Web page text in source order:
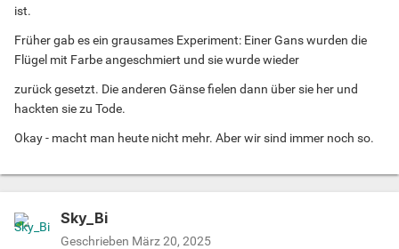
ist.
Früher gab es ein grausames Experiment: Einer Gans wurden die
Flügel mit Farbe angeschmiert und sie wurde wieder
zurück gesetzt. Die anderen Gänse fielen dann über sie her und
hackten sie zu Tode.
Okay - macht man heute nicht mehr. Aber wir sind immer noch so.
Sky_Bi
Geschrieben März 20, 2025